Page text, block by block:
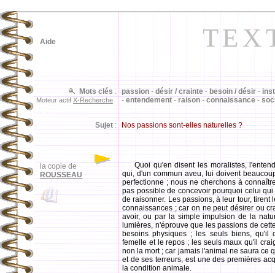
la copie de
ROUSSEAU
passion - désir / crainte - besoin / désir -
- entendement - raison - connaissance -
Mots clés :
Moteur actif X-Recherche
Sujet : Nos passions sont-elles naturelles ?
Aide
Quoi qu'en disent les moralistes,
qui, d'un commun aveu, lui doivent
perfectionne ; nous ne cherchons à
pas possible de concevoir pourquoi celui
de raisonner. Les passions, à leur tour,
connaissances ; car on ne peut désirer ou
avoir, ou par la simple impulsion de la
lumières, n'éprouve que les passions de
besoins physiques ; les seuls biens, qu'il
femelle et le repos ; les seuls maux qu'il
non la mort ; car jamais l'animal ne saura ce
et de ses terreurs, est une des premières
la condition animale.